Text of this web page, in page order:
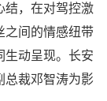
结，在对驾控激
之间的情感纽带
动呈现。长安
总裁邓智涛为影